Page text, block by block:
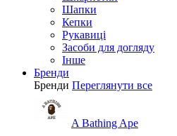
Шапки
Кепки
Рукавиці
Засоби для догляду
Інше
Бренди
Бренди Переглянути все
A Bathing Ape